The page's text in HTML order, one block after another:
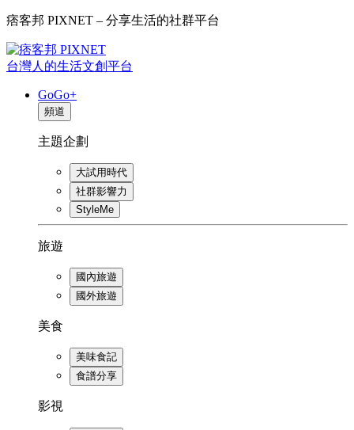
痞客邦 PIXNET – 分享生活的社群平台
台灣人的生活文創平台
GoGo+
頻道
主題企劃
大試用時代
社群影響力
StyleMe
旅遊
國內旅遊
國外旅遊
美食
美味食記
食譜分享
影視